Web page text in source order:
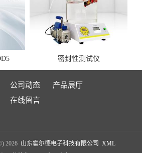
密封性测试仪
公司动态
产品展厅
在线留言
2026 山东霍尔德电子科技有限公司
XML